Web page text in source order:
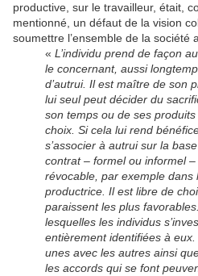
productive, sur le travailleur, était,
mentionné, un défaut de la vision
soumettre l’ensemble de la société
« L’individu prend de façon
le concernant, aussi
d’autrui. Il est maître de son
lui seul peut décider du
son temps ou de ses
choix. Si cela lui rend
s’associer à autrui sur la
contrat – formel ou informel
révocable, par exemple dans
productrice. Il est libre de
paraissent les plus
lesquelles les individus
entièrement identifiées à
unes avec les autres ainsi
les accords qui se font